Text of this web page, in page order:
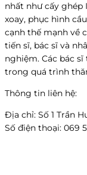
nhất như cấy
xoay, phục hình
cạnh thế mạnh về
tiến sĩ, bác sĩ và
nghiệm. Các bác
trong quá trình
Thông tin liên hệ:
Địa chỉ: Số 1 Trần
Số điện thoại: 069